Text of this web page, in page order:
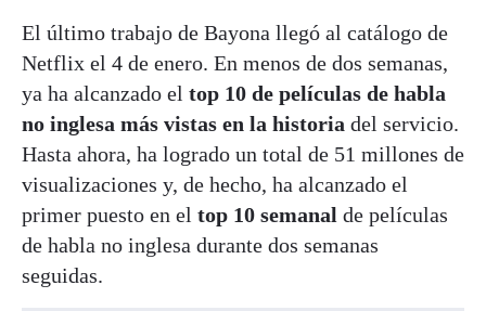
El último trabajo de Bayona llegó al catálogo de
Netflix el 4 de enero. En menos de dos semanas,
ya ha alcanzado el top 10 de películas de habla
no inglesa más vistas en la historia del servicio.
Hasta ahora, ha logrado un total de 51 millones de
visualizaciones y, de hecho, ha alcanzado el
primer puesto en el top 10 semanal de películas
de habla no inglesa durante dos semanas
seguidas.